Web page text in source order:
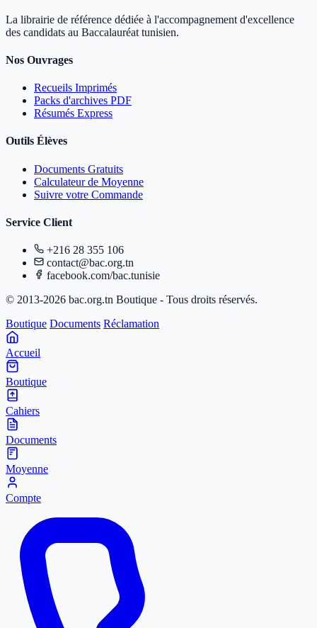
La librairie de référence dédiée à l'accompagnement d'excellence
des candidats au Baccalauréat tunisien.
Nos Ouvrages
Recueils Imprimés
Packs d'archives PDF
Résumés Express
Outils Élèves
Documents Gratuits
Calculateur de Moyenne
Suivre votre Commande
Service Client
+216 28 355 106
contact@bac.org.tn
facebook.com/bac.tunisie
© 2013-2026 bac.org.tn Boutique - Tous droits réservés.
Boutique Documents Réclamation
Accueil
Boutique
Cahiers
Documents
Moyenne
Compte